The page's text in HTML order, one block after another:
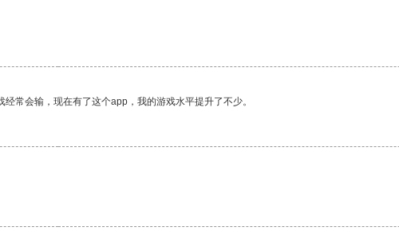
常会输，现在有了这个app，我的游戏水平提升了不少。